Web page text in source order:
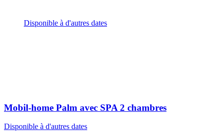
Disponible à d'autres dates
Mobil-home Palm avec SPA 2 chambres
Disponible à d'autres dates